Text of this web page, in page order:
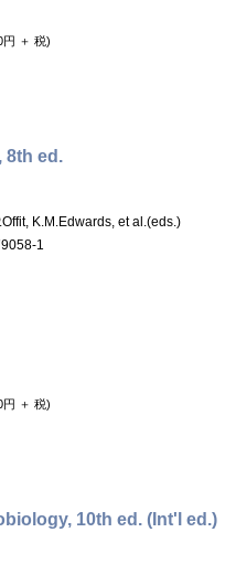
円 ＋ 税)
8th ed.
K.M.Edwards, et al.(eds.)
1
円 ＋ 税)
10th ed. (Int'l ed.)